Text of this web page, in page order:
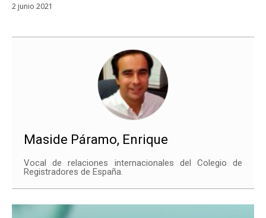
2 junio 2021
Maside Páramo, Enrique
Vocal de relaciones internacionales del Colegio de
Registradores de España.